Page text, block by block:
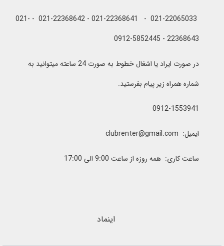
021-22065033 - 021-22368641 - 021-22368642 - 021-
22368643 - 0912-5852445
در صورت ایراد یا اشغال خطوط به صورت 24 ساعته میتوانید به
شماره همراه زیر پیام بفرستید.
0912-1553941
ایمیل: clubrenter@gmail.com
ساعت کاری: همه روزه از ساعت 9:00 الی 17:00
اینماد